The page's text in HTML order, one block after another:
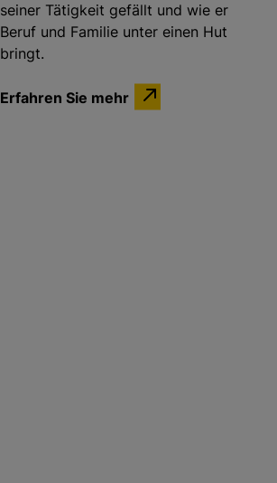
seiner Tätigkeit gefällt und wie er
Beruf und Familie unter einen Hut
bringt.
Erfahren Sie mehr